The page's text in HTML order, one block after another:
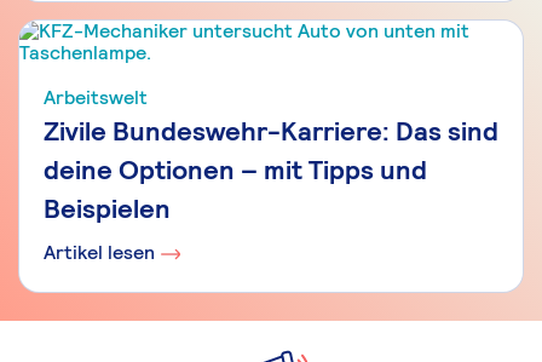
Arbeitswelt
Zivile Bundeswehr-Karriere: Das sind
deine Optionen – mit Tipps und
Beispielen
Artikel lesen